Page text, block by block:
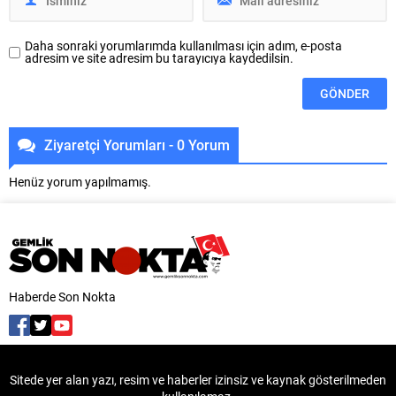
Daha sonraki yorumlarımda kullanılması için adım, e-posta
adresim ve site adresim bu tarayıcıya kaydedilsin.
Ziyaretçi Yorumları - 0 Yorum
Henüz yorum yapılmamış.
Haberde Son Nokta
Sitede yer alan yazı, resim ve haberler izinsiz ve kaynak gösterilmeden